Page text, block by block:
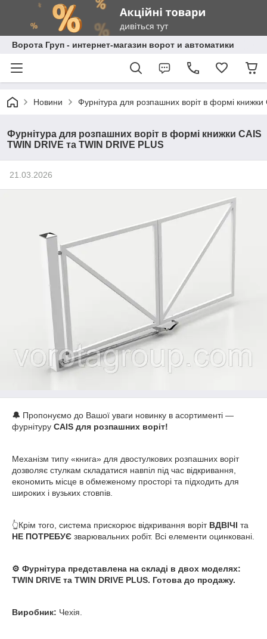
Ворота Груп - интернет-магазин ворот и автоматики
Новини Фурнітура для розпашних воріт в формі
Фурнітура для розпашних воріт в формі книжки CAIS
TWIN DRIVE та TWIN DRIVE PLUS
21.03.2026
🔔 Пропонуємо до Вашої уваги новинку в асортименті —
фурнітуру CAIS для розпашних воріт!
Механізм типу «книга» для двостулкових розпашних воріт
дозволяє стулкам складатися навпіл під час відкривання,
економить місце в обмеженому просторі та підходить для
широких і вузьких стовпів.
👆Крім того, система прискорює відкривання ворітВДВІЧІ та
НЕ ПОТРЕБУЄ зварювальних робіт. Всі елементи оцинковані.
⚙️ Фурнітура представлена на складі в двох моделях:
TWIN DRIVE та TWIN DRIVE PLUS. Готова до продажу.
Виробник: Чехія.